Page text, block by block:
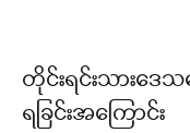
တိုင်းရင်းသားဒေ
ရခြင်းအကြောင်း